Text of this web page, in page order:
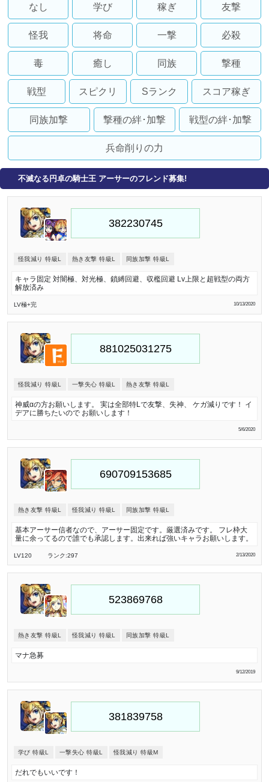
なし 学び 稼ぎ 友撃
怪我 将命 一撃 必殺
毒 癒し 同族 撃種
戦型 スピクリ Sランク スコア稼ぎ
同族加撃 撃種の絆･加撃 戦型の絆･加撃
兵命削りの力
不滅なる円卓の騎士王 アーサーのフレンド募集!
怪我減り 特級L 熱き友撃 特級L 同族加撃 特級L
キャラ固定 対闇極、対光極、鎖縛回避、収檻回避 Lv上限と超戦型の両方
解放済み
LV極+完 10/13/2020
怪我減り 特級L 一撃失心 特級L 熱き友撃 特級L
神威αの方お願いします。 実は全部特Lで友撃、失神、 ケガ減りです！ イ
デアに勝ちたいので お願いします！
5/6/2020
熱き友撃 特級L 怪我減り 特級L 同族加撃 特級L
基本アーサー信者なので、アーサー固定です。厳選済みです。 フレ枠大
量に余ってるので誰でも承認します。出来れば強いキャラお願いします。
LV120 ランク:297 2/13/2020
熱き友撃 特級L 怪我減り 特級L 同族加撃 特級L
マナ急募
9/12/2019
学び 特級L 一撃失心 特級L 怪我減り 特級M
だれでもいいです！